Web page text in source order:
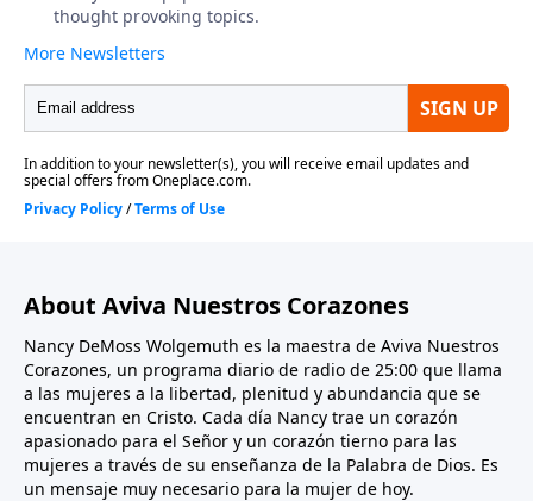
About Aviva Nuestros Corazones
Nancy DeMoss Wolgemuth es la maestra de Aviva Nuestros
Corazones, un programa diario de radio de 25:00 que llama
a las mujeres a la libertad, plenitud y abundancia que se
encuentran en Cristo. Cada día Nancy trae un corazón
apasionado para el Señor y un corazón tierno para las
mujeres a través de su enseñanza de la Palabra de Dios. Es
un mensaje muy necesario para la mujer de hoy.